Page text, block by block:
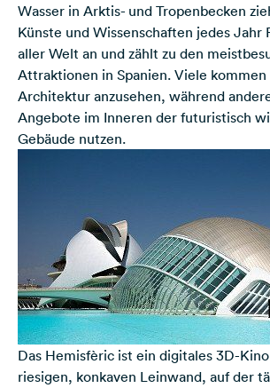
Wasser in Arktis- und Tropenbecken
Künste und Wissenschaften jedes Jahr
aller Welt an und zählt zu den
Attraktionen in Spanien. Viele kommen
Architektur anzusehen, während
Angebote im Inneren der futuristisch
Gebäude nutzen.
Das Hemisfèric ist ein digitales 3D-
riesigen, konkaven Leinwand, auf der